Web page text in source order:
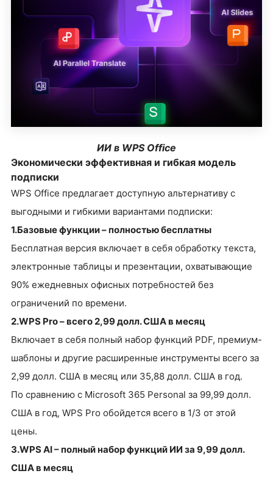
ИИ в WPS Office
Экономически эффективная и гибкая модель
подписки
WPS Office предлагает доступную альтернативу с
выгодными и гибкими вариантами подписки:
1.Базовые функции – полностью бесплатны
Бесплатная версия включает в себя обработку текста,
электронные таблицы и презентации, охватывающие
90% ежедневных офисных потребностей без
ограничений по времени.
2.WPS Pro – всего 2,99 долл. США в месяц
Включает в себя полный набор функций PDF, премиум-
шаблоны и другие расширенные инструменты всего за
2,99 долл. США в месяц или 35,88 долл. США в год.
По сравнению с Microsoft 365 Personal за 99,99 долл.
США в год, WPS Pro обойдется всего в 1/3 от этой
цены.
3.WPS AI – полный набор функций ИИ за 9,99 долл.
США в месяц